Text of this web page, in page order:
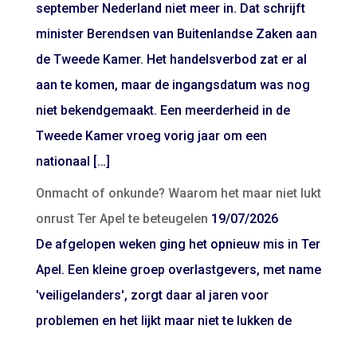
september Nederland niet meer in. Dat schrijft
minister Berendsen van Buitenlandse Zaken aan
de Tweede Kamer. Het handelsverbod zat er al
aan te komen, maar de ingangsdatum was nog
niet bekendgemaakt. Een meerderheid in de
Tweede Kamer vroeg vorig jaar om een
nationaal […]
Onmacht of onkunde? Waarom het maar niet lukt
onrust Ter Apel te beteugelen 19/07/2026
De afgelopen weken ging het opnieuw mis in Ter
Apel. Een kleine groep overlastgevers, met name
'veiligelanders', zorgt daar al jaren voor
problemen en het lijkt maar niet te lukken de